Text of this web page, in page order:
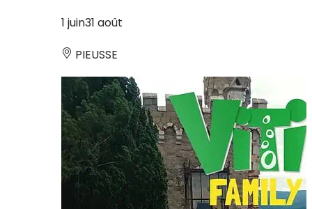
1 juin31 août
PIEUSSE